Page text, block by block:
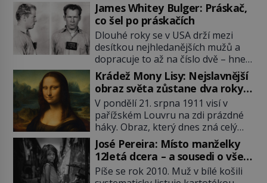
James Whitey Bulger: Práskač,
co šel po práskačích
Dlouhé roky se v USA drží mezi
desítkou nejhledanějších mužů a
dopracuje to až na číslo dvě – hned
po Usámovi bin Ládinovi (1957–
2011). To je James „Whitey“ Bulger
(1929–2018) viněný ze spoluúčasti
na 19 vraždách, vydírání a lichvy. A
samozřejmě, krom toho je ještě
drogový dealer, který neváhá
odstranit z cesty všechny práskače,
zatímco […]
Krádež Mony Lisy: Nejslavnější
obraz světa zůstane dva roky
nezvěstný
V pondělí 21. srpna 1911 visí v
pařížském Louvru na zdi prázdné
háky. Obraz, který dnes zná celý
svět, je pryč. Zpočátku si nikdo
nemyslí, že jde o krádež.
Zaměstnanci jsou přesvědčeni, že
Mona Lisa je jen v restaurátorské
José Pereira: Místo manželky
12letá dcera – a sousedi o všem
vědí!
Píše se rok 2010. Muž v bílé košili